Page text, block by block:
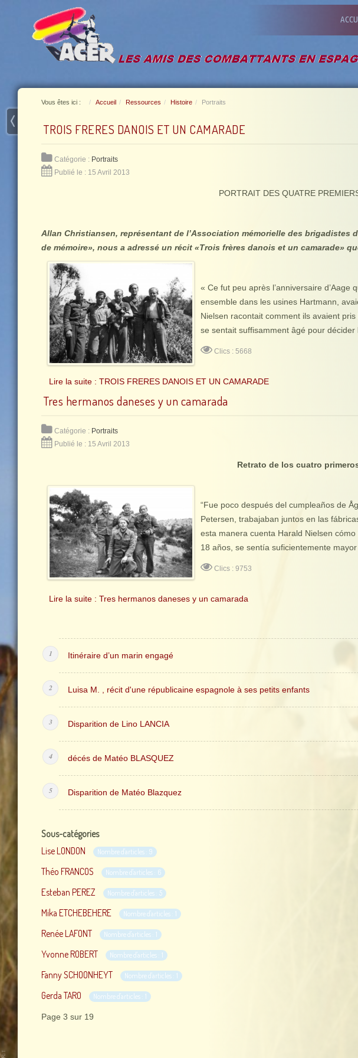
Vous êtes ici : Accueil Ressources Histoire Portraits
TROIS FRERES DANOIS ET UN CAMARADE
Catégorie : Portraits
Publié le : 15 Avril 2013
PORTRAIT DES QUATRE
Allan Christiansen, représentant de l’Association mémorielle des
de mémoire», nous a adressé un récit «Trois frères danois et un camarade»
« Ce fut peu après l’anniversaire
ensemble dans les usines Hartmann,
Nielsen racontait comment ils avaient
se sentait suffisamment âgé pour décider
Clics : 5668
Lire la suite : TROIS FRERES DANOIS ET UN CAMARADE
Tres hermanos daneses y un camarada
Catégorie : Portraits
Publié le : 15 Avril 2013
Retrato de los cuatro
“Fue poco después del cumpleaños de
Petersen, trabajaban juntos en las
esta manera cuenta Harald Nielsen
18 años, se sentía suficientemente
Clics : 9753
Lire la suite : Tres hermanos daneses y un camarada
Itinéraire d’un marin engagé
Luisa M. , récit d'une républicaine espagnole à ses petits enfants
Disparition de Lino LANCIA
décés de Matéo BLASQUEZ
Disparition de Matéo Blazquez
Sous-catégories
Lise LONDON
Nombre d'articles : 9
Théo FRANCOS Nombre d'articles : 6
Esteban PEREZ Nombre d'articles : 5
Mika ETCHEBEHERE Nombre d'articles : 1
Renée LAFONT Nombre d'articles : 1
Yvonne ROBERT Nombre d'articles : 1
Fanny SCHOONHEYT Nombre d'articles : 1
Gerda TARO Nombre d'articles : 1
Page 3 sur 19